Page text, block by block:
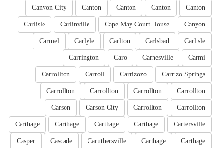
Canton
Canton
Canton
Canton
Canyon City
Canyon
Cape May Court House
Carlinville
Carlisle
Carlisle
Carlsbad
Carlton
Carlyle
Carmel
Carmi
Carnesville
Caro
Carrington
Carrizo Springs
Carrizozo
Carroll
Carrollton
Carrollton
Carrollton
Carrollton
Carrollton
Carrollton
Carrollton
Carson City
Carson
Cartersville
Carthage
Carthage
Carthage
Carthage
Carthage
Carthage
Caruthersville
Cascade
Casper